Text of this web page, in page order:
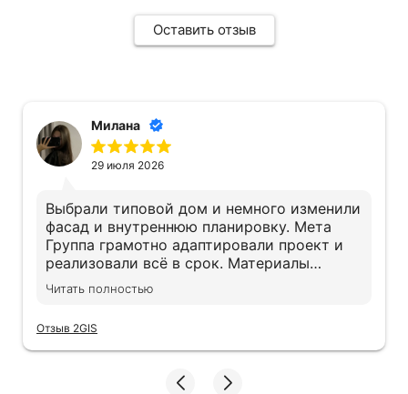
Оставить отзыв
Милана
29 июля 2026
Выбрали типовой дом и немного изменили
фасад и внутреннюю планировку. Мета
Группа грамотно адаптировали проект и
реализовали всё в срок. Материалы
действительно качественные, экономии не
Читать полностью
Отзыв 2GIS